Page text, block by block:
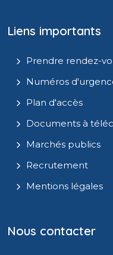
Liens importants
Prendre rendez-
Numéros
Plan d'accès
Documents à
Marchés publics
Recrutement
Mentions légales
Nous contacter